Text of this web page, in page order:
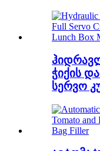
ჭიქის
სერვო